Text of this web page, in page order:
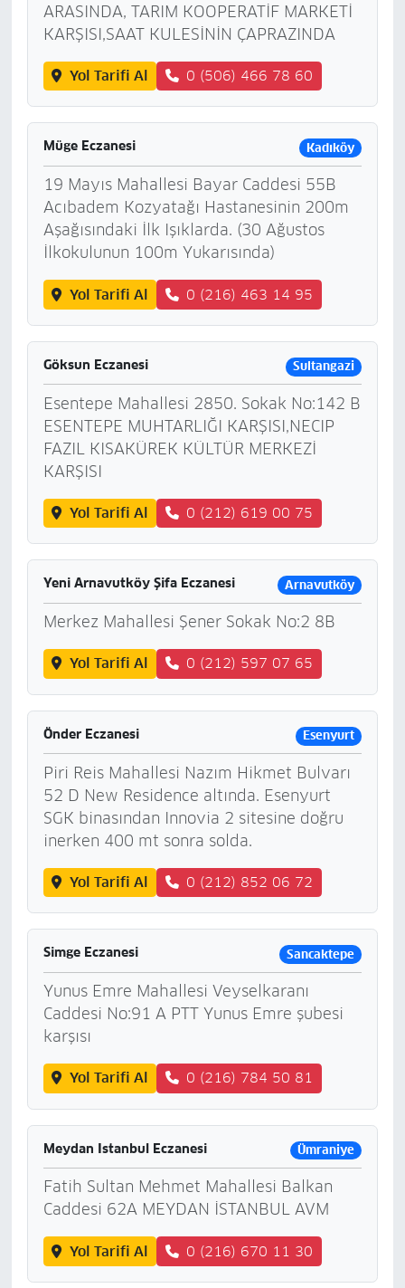
ARASINDA, TARIM KOOPERATİF MARKETİ
KARŞISI,SAAT KULESİNİN ÇAPRAZINDA
Yol Tarifi Al 0 (506) 466 78 60
Müge Eczanesi Kadıköy
19 Mayıs Mahallesi Bayar Caddesi 55B
Acıbadem Kozyatağı Hastanesinin 200m
Aşağısındaki İlk Işıklarda. (30 Ağustos
İlkokulunun 100m Yukarısında)
Yol Tarifi Al 0 (216) 463 14 95
Göksun Eczanesi Sultangazi
Esentepe Mahallesi 2850. Sokak No:142 B
ESENTEPE MUHTARLIĞI KARŞISI,NECIP
FAZIL KISAKÜREK KÜLTÜR MERKEZİ
KARŞISI
Yol Tarifi Al 0 (212) 619 00 75
Yeni Arnavutköy Şifa Eczanesi Arnavutköy
Merkez Mahallesi Şener Sokak No:2 8B
Yol Tarifi Al 0 (212) 597 07 65
Önder Eczanesi Esenyurt
Piri Reis Mahallesi Nazım Hikmet Bulvarı
52 D New Residence altında. Esenyurt
SGK binasından Innovia 2 sitesine doğru
inerken 400 mt sonra solda.
Yol Tarifi Al 0 (212) 852 06 72
Simge Eczanesi Sancaktepe
Yunus Emre Mahallesi Veyselkaranı
Caddesi No:91 A PTT Yunus Emre şubesi
karşısı
Yol Tarifi Al 0 (216) 784 50 81
Meydan Istanbul Eczanesi Ümraniye
Fatih Sultan Mehmet Mahallesi Balkan
Caddesi 62A MEYDAN İSTANBUL AVM
Yol Tarifi Al 0 (216) 670 11 30